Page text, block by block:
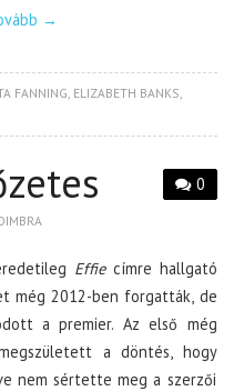
→
FANNING, ELIZABETH BANKS,
0
Effiecímre hallgató
még 2012-ben forgatták, de
a premier. Az első még
a döntés, hogy
nem sértette meg a szerzői